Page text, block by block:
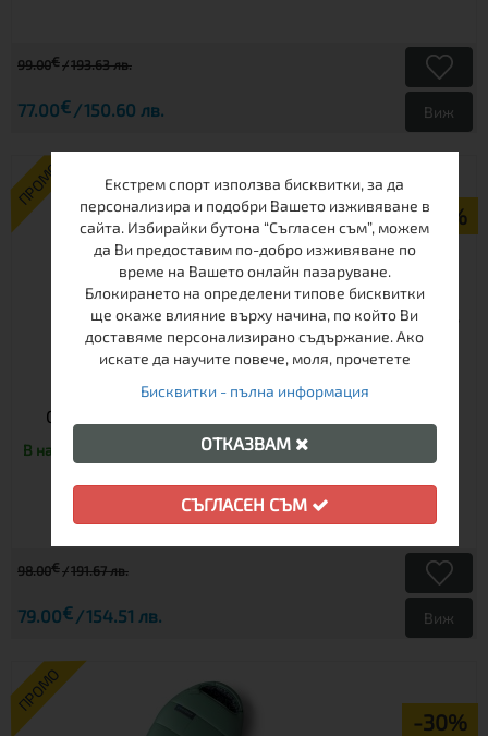
99.00€ 193.63 лв.
77.00€ 150.60 лв. Виж
ПРОМО
-19%
СПАЛЕН ЧУВАЛ ДАМСКИ MAJESTY LIGHT BLUE -10
В наличност
98.00€ 191.67 лв.
79.00€ 154.51 лв. Виж
ПРОМО
-30%
Екстрем спорт използва бисквитки, за да
персонализира и подобри Вашето изживяване в
сайта. Избирайки бутона “Съгласен съм”, можем
да Ви предоставим по-добро изживяване по
време на Вашето онлайн пазаруване.
Блокирането на определени типове бисквитки
ще окаже влияние върху начина, по който Ви
доставяме персонализирано съдържание. Ако
искате да научите повече, моля, прочетете
Бисквитки - пълна информация
ОТКАЗВАМ
СЪГЛАСЕН СЪМ